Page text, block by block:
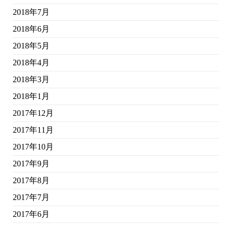
2018年7月
2018年6月
2018年5月
2018年4月
2018年3月
2018年1月
2017年12月
2017年11月
2017年10月
2017年9月
2017年8月
2017年7月
2017年6月